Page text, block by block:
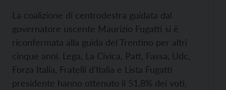
La coalizione di centrodestra guidata dal
governatore uscente Maurizio Fugatti si è
riconfermata alla guida del Trentino per altri
cinque anni. Lega, La Civica, Patt, Fassa, Udc,
Forza Italia, Fratelli d’Italia e Lista Fugatti
presidente hanno ottenuto il 51,8% dei voti,